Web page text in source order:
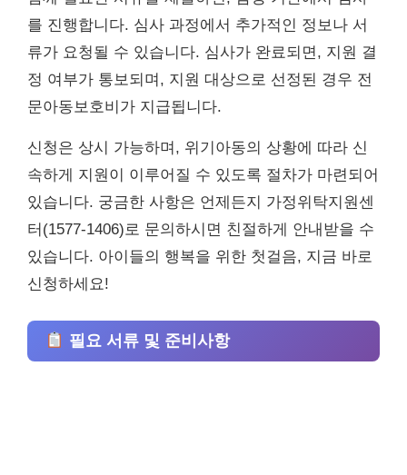
를 진행합니다. 심사 과정에서 추가적인 정보나 서
류가 요청될 수 있습니다. 심사가 완료되면, 지원 결
정 여부가 통보되며, 지원 대상으로 선정된 경우 전
문아동보호비가 지급됩니다.
신청은 상시 가능하며, 위기아동의 상황에 따라 신
속하게 지원이 이루어질 수 있도록 절차가 마련되어
있습니다. 궁금한 사항은 언제든지 가정위탁지원센
터(1577-1406)로 문의하시면 친절하게 안내받을 수
있습니다. 아이들의 행복을 위한 첫걸음, 지금 바로
신청하세요!
필요 서류 및 준비사항